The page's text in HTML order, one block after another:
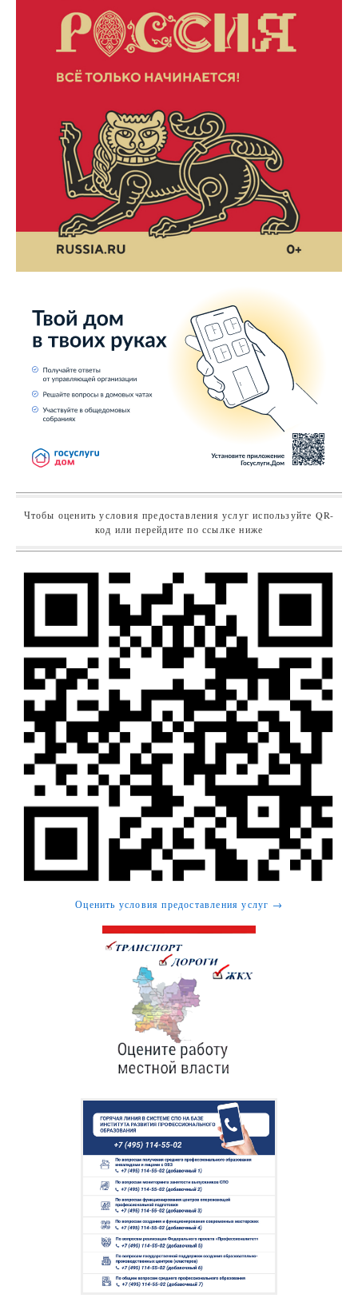
Чтобы оценить условия предоставления услуг используйте QR-
код или перейдите по ссылке ниже
Оценить условия предоставления услуг →